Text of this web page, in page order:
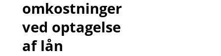
omkostninger
ved optagelse
af lån